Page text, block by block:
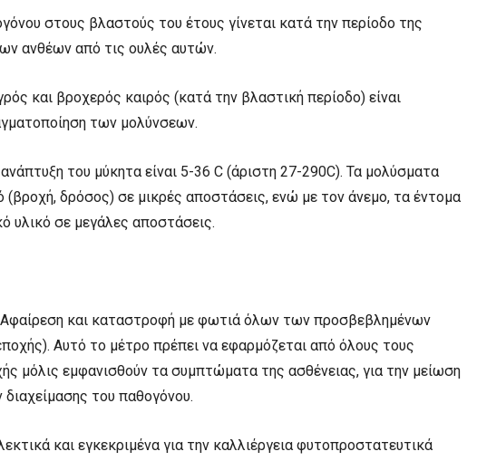
στους βλαστούς του έτους γίνεται κατά την περίοδο της
ανθέων από τις ουλές αυτών.
και βροχερός καιρός (κατά την βλαστική περίοδο) είναι
των μολύνσεων.
του μύκητα είναι 5-36 C (άριστη 27-290C). Τα μολύσματα
(βροχή, δρόσος) σε μικρές αποστάσεις, ενώ με τον άνεμο, τα έντομα
υλικό σε μεγάλες αποστάσεις.
Αφαίρεση και καταστροφή με φωτιά όλων των προσβεβλημένων
Αυτό το μέτρο πρέπει να εφαρμόζεται από όλους τους
μόλις εμφανισθούν τα συμπτώματα της ασθένειας, για την μείωση
του παθογόνου.
και εγκεκριμένα για την καλλιέργεια φυτοπροστατευτικά